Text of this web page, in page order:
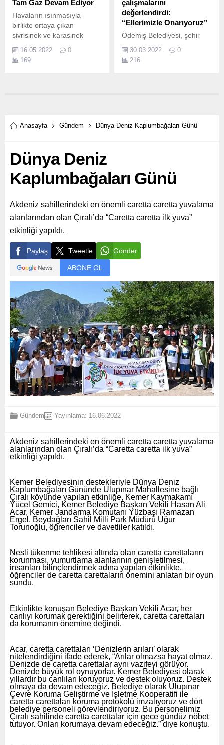
Tam Gaz Devam Ediyor
Havaların ısınmasıyla
birlikte ortaya çıkan
sivrisinek ve karasinek
üreten Zeytinburnu
Belediyesi, 13 mahallede
16.05.2022
0
169
çalışmalarını
değerlendirdi:
“Ellerimizle Onarıyoruz”
Ödemiş Belediyesi, şehir
kurumların altyapı
çalışmaları sonrası
30.03.2022
0
216
Anasayfa Gündem Dünya Deniz Kaplumbağaları Günü
Dünya Deniz
Kaplumbağaları Günü
Akdeniz sahillerindeki en önemli caretta caretta yuvalama
alanlarından olan Çıralı’da “Caretta caretta ilk yuva”
etkinliği yapıldı.
Paylaş Tweetle Gönder
ABONE OL
Gündem Yayınlama: 16.06.2022
Akdeniz sahillerindeki en önemli caretta caretta yuvalama
alanlarından olan Çıralı’da “Caretta caretta ilk yuva”
etkinliği yapıldı.
Kemer Belediyesinin destekleriyle Dünya Deniz
Kaplumbağaları Gününde Ulupınar Mahallesine bağlı
Çıralı köyünde yapılan etkinliğe, Kemer Kaymakamı
Yücel Gemici, Kemer Belediye Başkan Vekili Hasan Ali
Acar, Kemer Jandarma Komutanı Yüzbaşı Ramazan
Ergel, Beydağları Sahil Milli Park Müdürü Uğur
Torunoğlu, öğrenciler ve davetliler katıldı.
Nesli tükenme tehlikesi altında olan caretta carettaların
korunması, yumurtlama alanlarının genişletilmesi,
insanları bilinçlendirmek adına yapılan etkinlikte,
öğrenciler de caretta carettaların önemini anlatan bir oyun
sundu.
Etkinlikte konuşan Belediye Başkan Vekili Acar, her
canlıyı korumak gerektiğini belirterek, caretta carettaları
da korumanın önemine değindi.
Acar, caretta carettaları ‘Denizlerin arıları’ olarak
nitelendirdiğini ifade ederek, “Arılar olmazsa hayat olmaz.
Denizde de caretta carettalar aynı vazifeyi görüyor.
Denizde büyük rol oynuyorlar. Kemer Belediyesi olarak
yıllardır bu canlıları koruyoruz ve destek oluyoruz. Destek
olmaya da devam edeceğiz. Belediye olarak Ulupınar
Çevre Koruma Geliştirme ve İşletme Kooperatifi ile
caretta carettaları koruma protokolü imzalıyoruz ve dört
belediye personeli görevlendiriyoruz. Bu personelimiz
Çıralı sahilinde caretta carettalar için gece gündüz nöbet
tutuyor. Onları korumaya devam edeceğiz.” diye konuştu.